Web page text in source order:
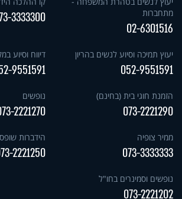
מתחברות
02-6301516
3333300
יעוץ תמיכה וסיוע לנשים בהריון
052-9551591
דיווח וסיוע
9551591
הזמנת חוגי בית (בחינם)
073-2221290
נופשים
2221270
ממיר צופיה
073-3333333
הידברות שופס
2221250
נופשים וסמינרים בחו"ל
073-2221202